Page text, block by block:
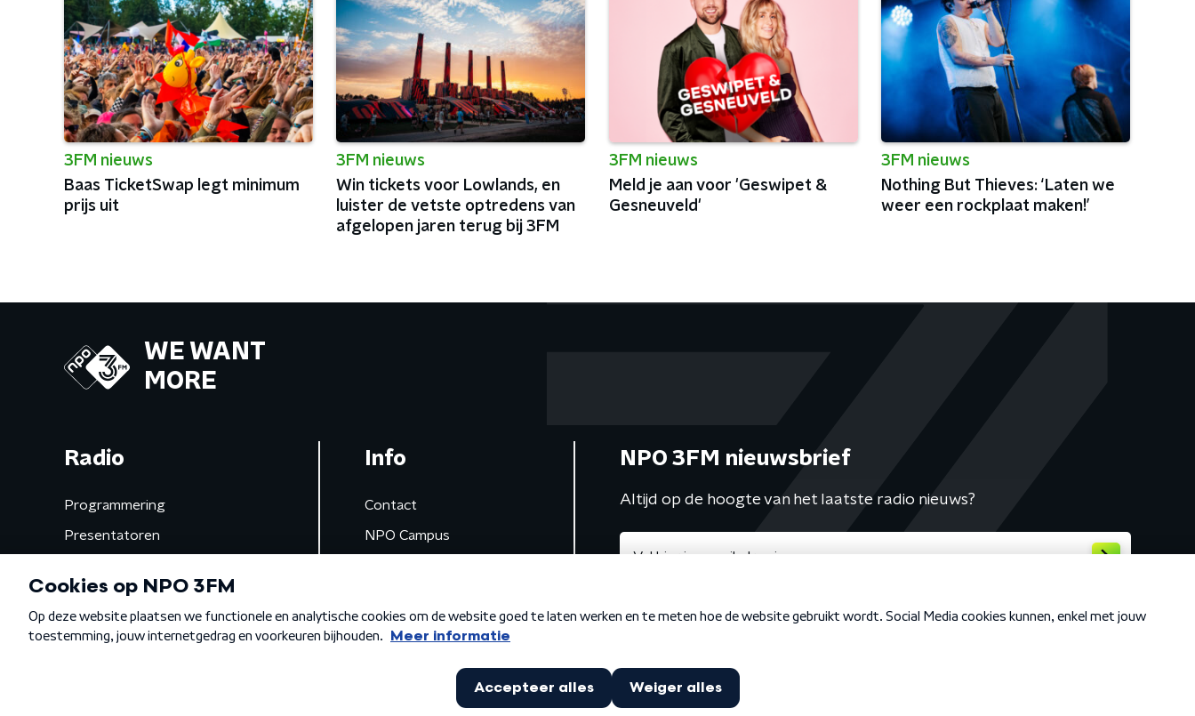
3FM nieuws
Baas TicketSwap legt minimum
prijs uit
3FM nieuws
Win tickets voor Lowlands, en
luister de vetste optredens van
afgelopen jaren terug bij 3FM
3FM nieuws
Meld je aan voor 'Geswipet &
Gesneuveld'
3FM nieuws
Nothing But Thieves: ‘Laten we
weer een rockplaat maken!’
WE WANT
MORE
Radio
Programmering
Presentatoren
Gemist
Info
Contact
NPO Campus
NPO 3FM nieuwsbrief
Altijd op de hoogte van het laatste radio nieuws?
Algemene voorwaarden Privacybeleid